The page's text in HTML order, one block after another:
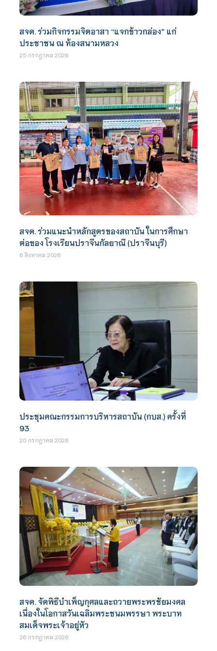
สจด. ร่วมกิจกรรมจิตอาสา “แจกข้าวกล่อง” แก่
ประชาชน ณ ท้องสนามหลวง
25 กรกฎาคม 2026
สจด. ร่วมแนะนำหลักสูตรของสถาบัน ในการศึกษา
ต่อของ โรงเรียนปราจีนกัลยาณี (ปราจีนบุรี)
6 สิงหาคม 2026
ประชุมคณะกรรมการบริหารสถาบัน (กบส.) ครั้งที่
93
20 กรกฎาคม 2026
สจด. จัดพิธีบำเพ็ญกุศลและถวายพระพรชัยมงคล
เนื่องในโอกาสวันเฉลิมพระชนมพรรษา พระบาท
สมเด็จพระเจ้าอยู่หัว
26 กรกฎาคม 2026